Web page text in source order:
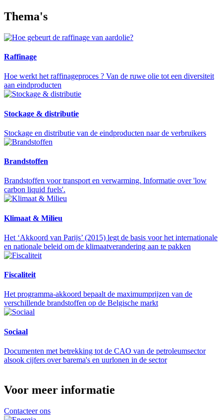
Thema's
Raffinage
Hoe werkt het raffinageproces ? Van de ruwe olie tot een diversiteit
aan eindproducten
Stockage & distributie
Stockage en distributie van de eindproducten naar de verbruikers
Brandstoffen
Brandstoffen voor transport en verwarming. Informatie over 'low
carbon liquid fuels'.
Klimaat & Milieu
Het ‘Akkoord van Parijs’ (2015) legt de basis voor het internationale
en nationale beleid om de klimaatverandering aan te pakken
Fiscaliteit
Het programma-akkoord bepaalt de maximumprijzen van de
verschillende brandstoffen op de Belgische markt
Sociaal
Documenten met betrekking tot de CAO van de petroleumsector
alsook cijfers over barema's en uurlonen in de sector
Voor meer informatie
Contacteer ons